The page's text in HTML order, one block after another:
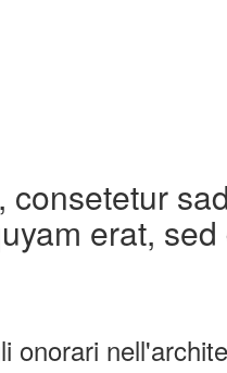
erat,
onorari